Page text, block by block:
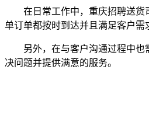
在日常工作中，重庆招聘送
单订单都按时到达并且满足客户需
另外，在与客户沟通过程中
决问题并提供满意的服务。